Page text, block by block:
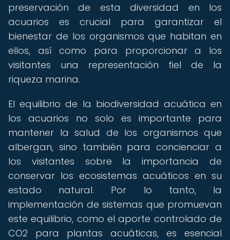
preservación de esta diversidad en los
acuarios es crucial para garantizar el
bienestar de los organismos que habitan en
ellos, así como para proporcionar a los
visitantes una representación fiel de la
riqueza marina.
El equilibrio de la biodiversidad acuática en
los acuarios no solo es importante para
mantener la salud de los organismos que
albergan, sino también para concienciar a
los visitantes sobre la importancia de
conservar los ecosistemas acuáticos en su
estado natural. Por lo tanto, la
implementación de sistemas que promuevan
este equilibrio, como el aporte controlado de
CO2 para plantas acuáticas, es esencial